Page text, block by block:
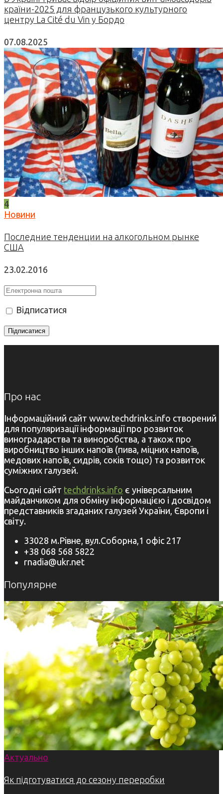
країни-2025 для французького культурного
центру La Cité du Vin у Бордо
07.08.2025
4
Новини
Последние тенденции на алкогольном рынке
США
23.02.2016
Відписатися
Про нас
Інформаційний сайт www.techdrinks.info створений
для популяризації інформації про розвиток
виноградарства та виноробства, а також про
виробництво інших напоїв (пива, міцних напоїв,
медових напоїв, сидрів, соків тощо) та розвиток
суміжних галузей.
Сьогодні сайт techdrinks.info є універсальним
майданчиком для обміну інформацією і досвідом
представників згаданих галузей України, Європи і
світу.
33028 м.Рівне, вул.Соборна,1 офіс 217
+38 068 568 5822
rnadia@ukr.net
Популярне
Актуально
Як підготуватися до сезону переробки